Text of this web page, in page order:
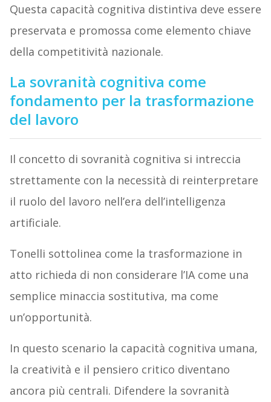
Questa capacità cognitiva distintiva deve essere
preservata e promossa come elemento chiave
della competitività nazionale.
La sovranità cognitiva come
fondamento per la trasformazione
del lavoro
Il concetto di sovranità cognitiva si intreccia
strettamente con la necessità di reinterpretare
il ruolo del lavoro nell’era dell’intelligenza
artificiale.
Tonelli sottolinea come la trasformazione in
atto richieda di non considerare l’IA come una
semplice minaccia sostitutiva, ma come
un’opportunità.
In questo scenario la capacità cognitiva umana,
la creatività e il pensiero critico diventano
ancora più centrali. Difendere la sovranità